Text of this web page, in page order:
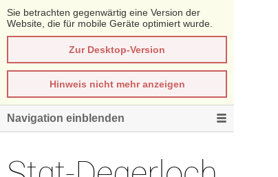
Sie betrachten gegenwärtig eine Version der
Website, die für mobile Geräte optimiert wurde.
Zur Desktop-Version
Hinweis nicht mehr anzeigen
Navigation einblenden